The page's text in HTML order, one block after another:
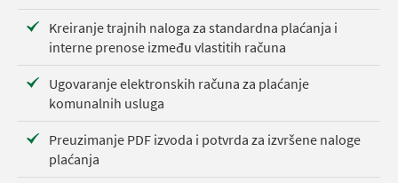
Kreiranje trajnih naloga za standardna plaćanja i
interne prenose između vlastitih računa
Ugovaranje elektronskih računa za plaćanje
komunalnih usluga
Preuzimanje PDF izvoda i potvrda za izvršene naloge
plaćanja